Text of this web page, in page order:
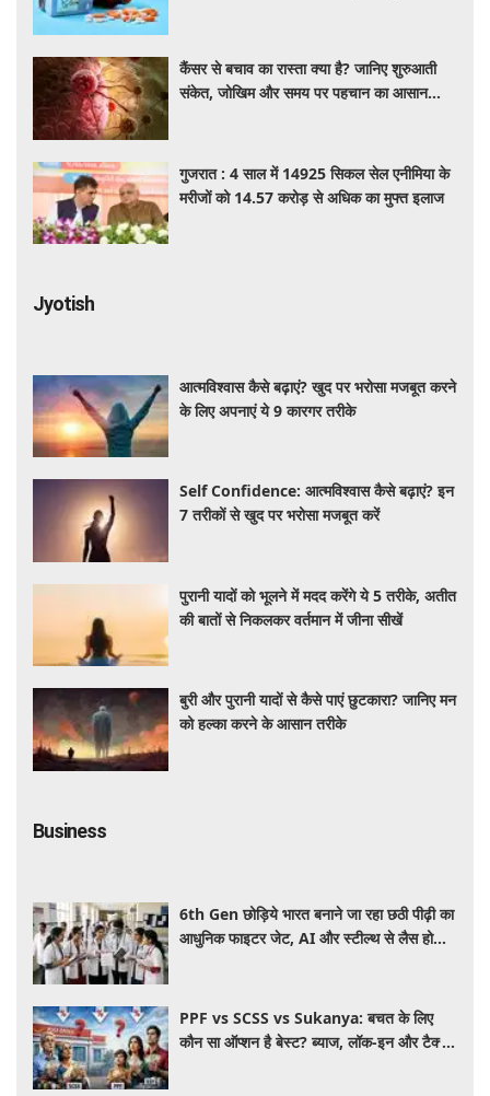
कैंसर से बचाव का रास्ता क्या है? जानिए शुरुआती
संकेत, जोखिम और समय पर पहचान का आसान
गुजरात : 4 साल में 14925 सिकल सेल एनीमिया के
मरीजों को 14.57 करोड़ से अधिक का मुफ्त इलाज
Jyotish
आत्मविश्वास कैसे बढ़ाएं? खुद पर भरोसा मजबूत करने
के लिए अपनाएं ये 9 कारगर तरीके
Self Confidence: आत्मविश्वास कैसे बढ़ाएं? इन
7 तरीकों से खुद पर भरोसा मजबूत करें
पुरानी यादों को भूलने में मदद करेंगे ये 5 तरीके, अतीत
की बातों से निकलकर वर्तमान में जीना सीखें
बुरी और पुरानी यादों से कैसे पाएं छुटकारा? जानिए मन
को हल्का करने के आसान तरीके
Business
6th Gen छोड़िये भारत बनाने जा रहा छठी पीढ़ी का
आधुनिक फाइटर जेट, AI और स्टील्थ से लैस होगा
PPF vs SCSS vs Sukanya: बचत के लिए
कौन सा ऑप्शन है बेस्ट? ब्याज, लॉक-इन और टैक्स